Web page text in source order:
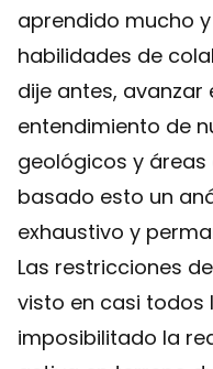
aprendido mucho
habilidades de
dije antes, avanzar
entendimiento de
geológicos y áreas
basado esto un
exhaustivo y
Las restricciones
visto en casi todos
imposibilitado la